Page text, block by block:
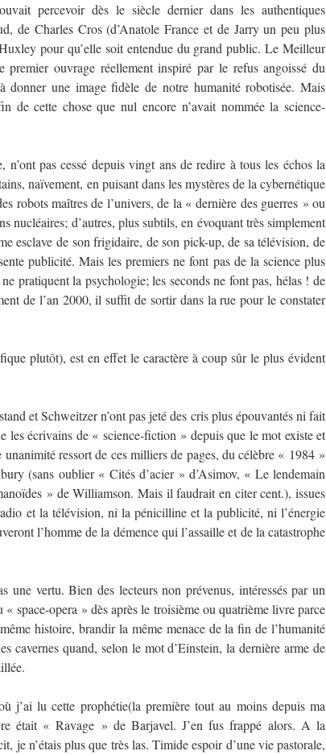
percevoir dès le siècle dernier dans les authentiques
de Charles Cros (d’Anatole France et de Jarry un peu plus
pour qu’elle soit entendue du grand public. Le Meilleur
premier ouvrage réellement inspiré par le refus angoissé du
donner une image fidèle de notre humanité robotisée. Mais
de cette chose que nul encore n’avait nommée la science-
n’ont pas cessé depuis vingt ans de redire à tous les échos la
naïvement, en puisant dans les mystères de la cybernétique
robots maîtres de l’univers, de la « dernière des guerres » ou
nucléaires; d’autres, plus subtils, en évoquant très simplement
esclave de son frigidaire, de son pick-up, de sa télévision, de
publicité. Mais les premiers ne font pas de la science plus
pratiquent la psychologie; les seconds ne font pas, hélas ! de
de l’an 2000, il suffit de sortir dans la rue pour le constater
plutôt), est en effet le caractère à coup sûr le plus évident
et Schweitzer n’ont pas jeté des cris plus épouvantés ni fait
les écrivains de « science-fiction » depuis que le mot existe et
ressort de ces milliers de pages, du célèbre « 1984 »
(sans oublier « Cités d’acier » d’Asimov, « Le lendemain
» de Williamson. Mais il faudrait en citer cent.), issues
et la télévision, ni la pénicilline et la publicité, ni l’énergie
l’homme de la démence qui l’assaille et de la catastrophe
une vertu. Bien des lecteurs non prévenus, intéressés par un
space-opera » dès après le troisième ou quatrième livre parce
histoire, brandir la même menace de la fin de l’humanité
cavernes quand, selon le mot d’Einstein, la dernière arme de
j’ai lu cette prophétie(la première tout au moins depuis ma
était « Ravage » de Barjavel. J’en fus frappé alors. A la
je n’étais plus que très las. Timide espoir d’une vie pastorale,